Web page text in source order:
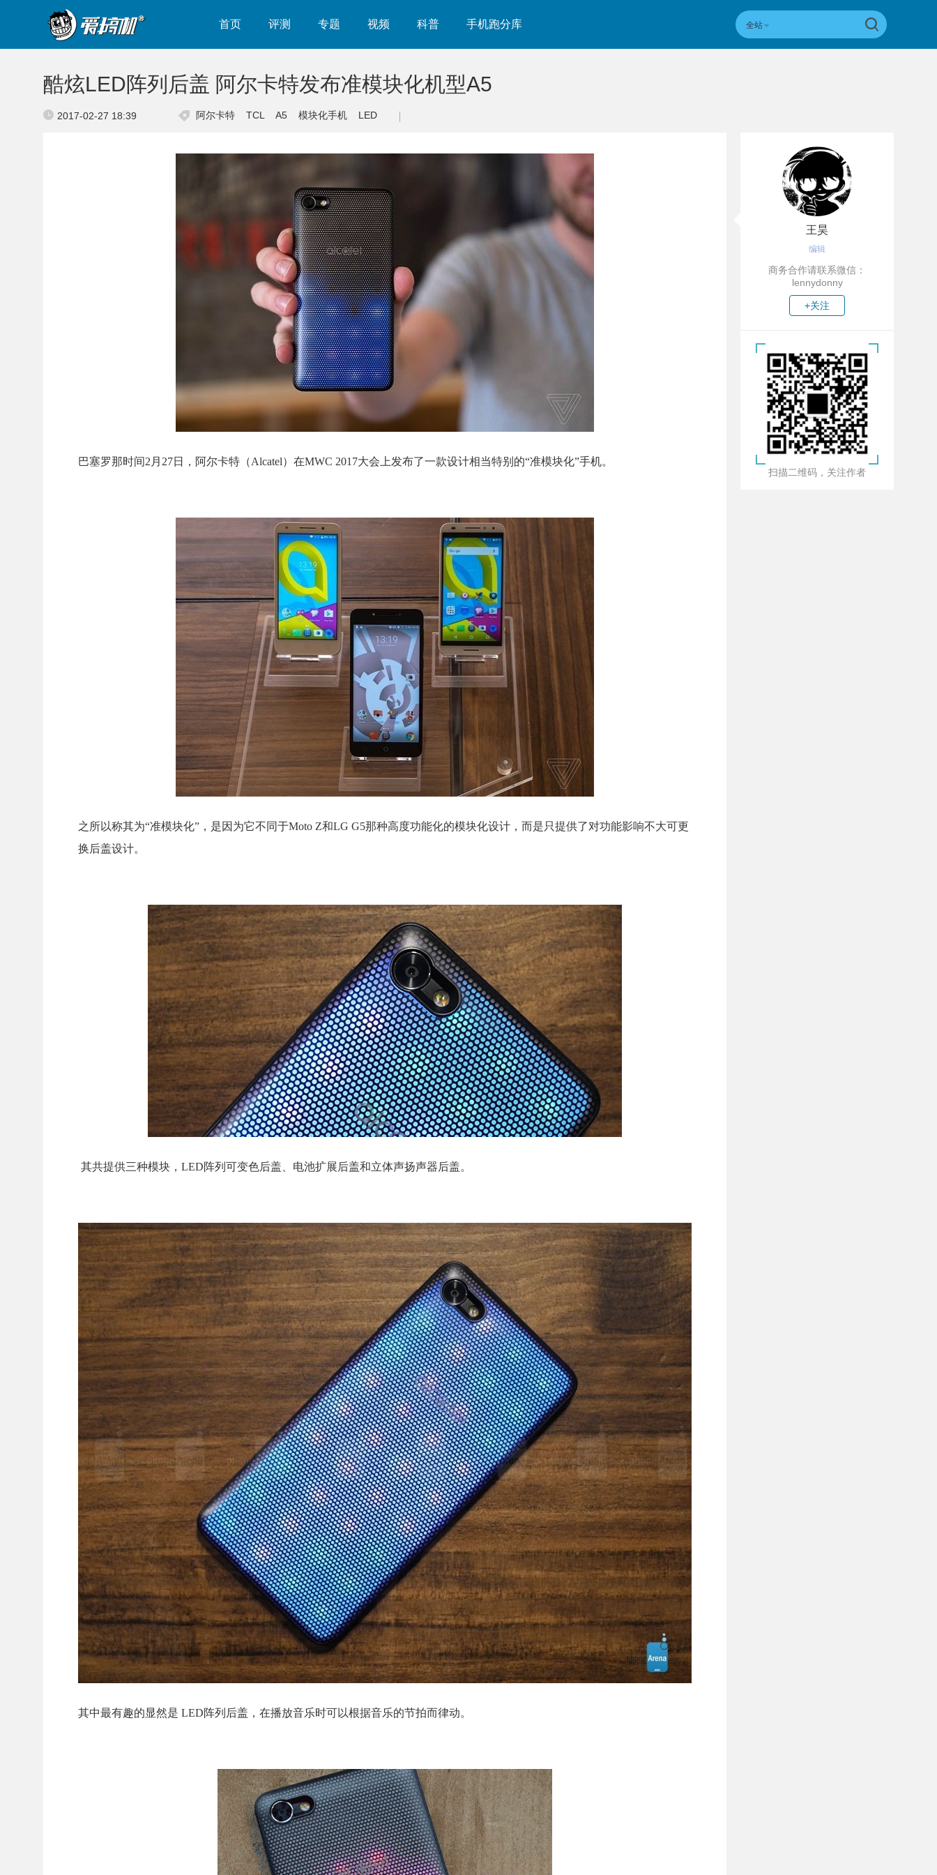
首页 评测 专题 视频 科普 手机跑分库 全站
酷炫LED阵列后盖 阿尔卡特发布准模块化机型A5
2017-02-27 18:39 阿尔卡特 TCL A5 模块化手机 LED
巴塞罗那时间2月27日，阿尔卡特（Alcatel）在MWC 2017大会上发布了一款设计相当特别的“准模块化”手机。
之所以称其为“准模块化”，是因为它不同于Moto Z和LG G5那种高度功能化的模块化设计，而是只提供了对功能影响不大可更
换后盖设计。
其共提供三种模块，LED阵列可变色后盖、电池扩展后盖和立体声扬声器后盖。
其中最有趣的显然是 LED阵列后盖，在播放音乐时可以根据音乐的节拍而律动。
王昊
编辑
商务合作请联系微信：
lennydonny
+关注
扫描二维码，关注作者